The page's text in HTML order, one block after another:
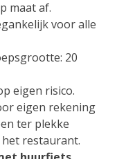
maat af.
voor alle
20
eigen risico.
eigen rekening
ter plekke
restaurant.